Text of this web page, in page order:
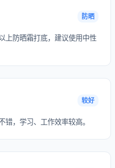
防晒
上防晒霜打底，建议使用中性
较好
错，学习、工作效率较高。